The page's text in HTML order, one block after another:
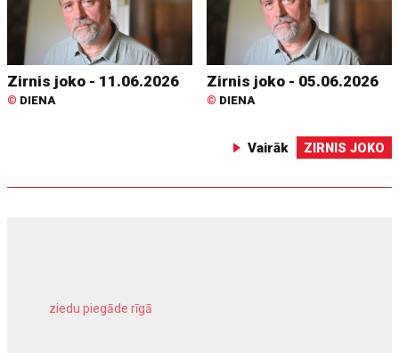
Zirnis joko - 11.06.2026
© DIENA
Zirnis joko - 05.06.2026
© DIENA
Vairāk ZIRNIS JOKO
ziedu piegāde rīgā